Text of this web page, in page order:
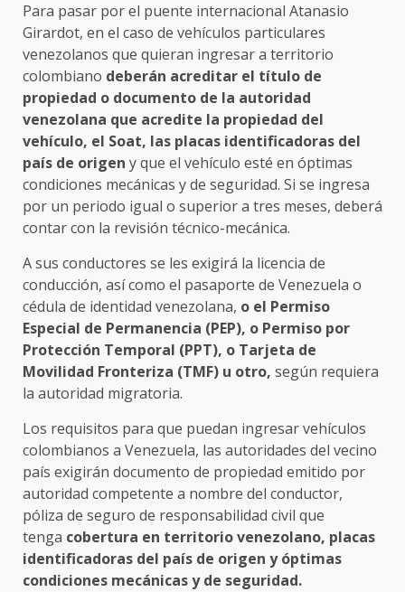
Para pasar por el puente internacional Atanasio
Girardot, en el caso de vehículos particulares
venezolanos que quieran ingresar a territorio
colombiano deberán acreditar el título de
propiedad o documento de la autoridad
venezolana que acredite la propiedad del
vehículo, el Soat, las placas identificadoras del
país de origen y que el vehículo esté en óptimas
condiciones mecánicas y de seguridad. Si se ingresa
por un periodo igual o superior a tres meses, deberá
contar con la revisión técnico-mecánica.
A sus conductores se les exigirá la licencia de
conducción, así como el pasaporte de Venezuela o
cédula de identidad venezolana, o el Permiso
Especial de Permanencia (PEP), o Permiso por
Protección Temporal (PPT), o Tarjeta de
Movilidad Fronteriza (TMF) u otro, según requiera
la autoridad migratoria.
Los requisitos para que puedan ingresar vehículos
colombianos a Venezuela, las autoridades del vecino
país exigirán documento de propiedad emitido por
autoridad competente a nombre del conductor,
póliza de seguro de responsabilidad civil que
tenga cobertura en territorio venezolano, placas
identificadoras del país de origen y óptimas
condiciones mecánicas y de seguridad.